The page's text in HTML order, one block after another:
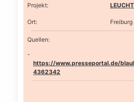
Projekt:
Ort:
Quellen:
https://www.presseportal.de/
4362342